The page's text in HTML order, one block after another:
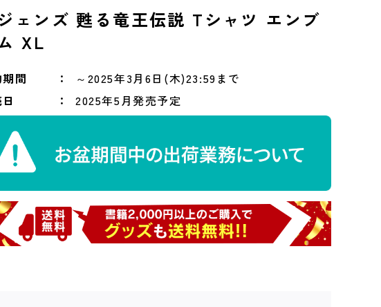
ェンズ 甦る竜王伝説 Tシャツ エンブ
XL
間
～2025年3月6日(木)23:59まで
2025年5月発売予定